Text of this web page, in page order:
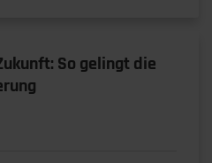
So gelingt die